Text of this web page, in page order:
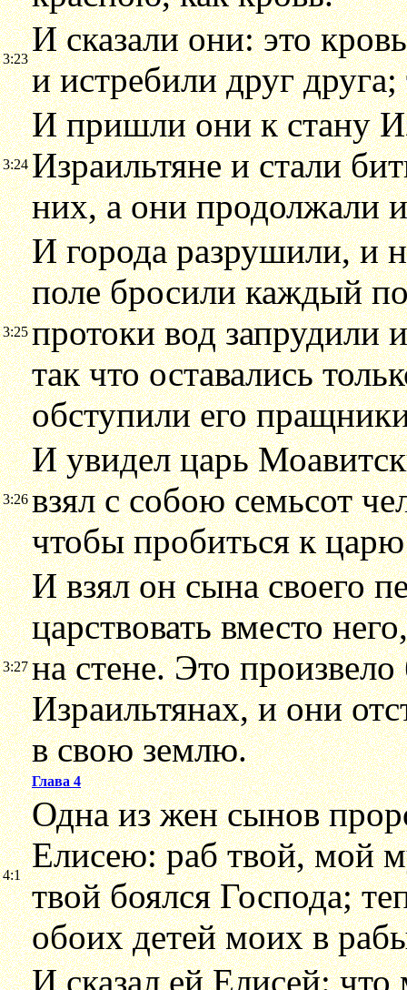
3:23
И сказали они: это
и истребили друг
3:24
И пришли они к стану
Израильтяне и стали
них, а они продолжали
3:25
И города разрушили, и
поле бросили каждый
протоки вод запрудили
так что оставались
обступили его
3:26
И увидел царь
взял с собою семьсот
чтобы пробиться к
3:27
И взял он сына своего
царствовать вместо
на стене. Это
Израильтянах, и они
в свою землю.
Глава 4
4:1
Одна из жен сынов
Елисею: раб твой, мой
твой боялся Господа;
обоих детей моих в
И сказал ей Елисей: что